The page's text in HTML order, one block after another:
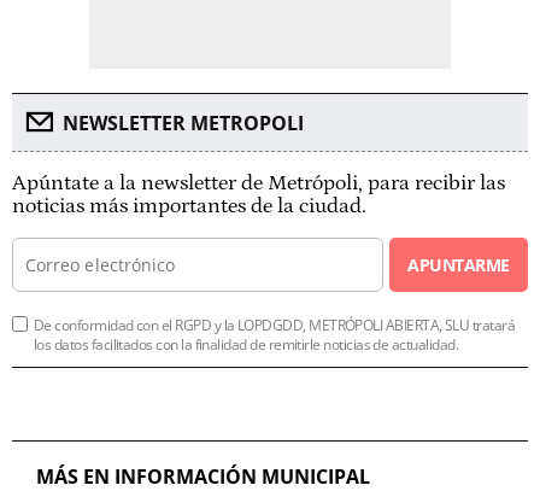
NEWSLETTER METROPOLI
Apúntate a la newsletter de Metrópoli, para recibir las
noticias más importantes de la ciudad.
APUNTARME
De conformidad con el RGPD y la LOPDGDD, METRÓPOLI ABIERTA, SLU tratará
los datos facilitados con la finalidad de remitirle noticias de actualidad.
MÁS EN INFORMACIÓN MUNICIPAL